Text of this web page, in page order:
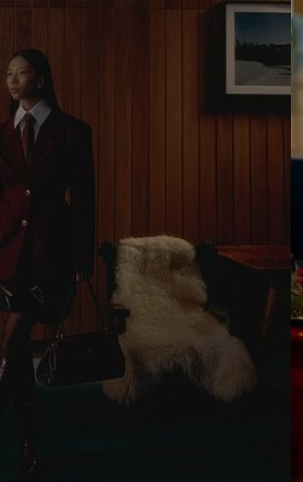
” w stopce serwisu i
także za pomocą ustawień
i Agora S.A. możemy przetwarzać
geolokalizacyjnych. Aktywne
na urządzeniu lub dostęp do nich.
usług.
Lista Zaufanych